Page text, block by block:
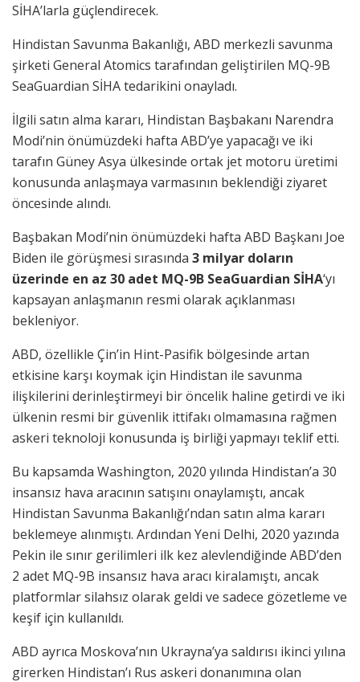
SİHA’larla güçlendirecek.
Hindistan Savunma Bakanlığı, ABD merkezli savunma
şirketi General Atomics tarafından geliştirilen MQ-9B
SeaGuardian SİHA tedarikini onayladı.
İlgili satın alma kararı, Hindistan Başbakanı Narendra
Modi’nin önümüzdeki hafta ABD’ye yapacağı ve iki
tarafın Güney Asya ülkesinde ortak jet motoru üretimi
konusunda anlaşmaya varmasının beklendiği ziyaret
öncesinde alındı.
Başbakan Modi’nin önümüzdeki hafta ABD Başkanı Joe
Biden ile görüşmesi sırasında 3 milyar doların
üzerinde en az 30 adet MQ-9B SeaGuardian SİHA‘yı
kapsayan anlaşmanın resmi olarak açıklanması
bekleniyor.
ABD, özellikle Çin’in Hint-Pasifik bölgesinde artan
etkisine karşı koymak için Hindistan ile savunma
ilişkilerini derinleştirmeyi bir öncelik haline getirdi ve iki
ülkenin resmi bir güvenlik ittifakı olmamasına rağmen
askeri teknoloji konusunda iş birliği yapmayı teklif etti.
Bu kapsamda Washington, 2020 yılında Hindistan’a 30
insansız hava aracının satışını onaylamıştı, ancak
Hindistan Savunma Bakanlığı’ndan satın alma kararı
beklemeye alınmıştı. Ardından Yeni Delhi, 2020 yazında
Pekin ile sınır gerilimleri ilk kez alevlendiğinde ABD’den
2 adet MQ-9B insansız hava aracı kiralamıştı, ancak
platformlar silahsız olarak geldi ve sadece gözetleme ve
keşif için kullanıldı.
ABD ayrıca Moskova’nın Ukrayna’ya saldırısı ikinci yılına
girerken Hindistan’ı Rus askeri donanımına olan